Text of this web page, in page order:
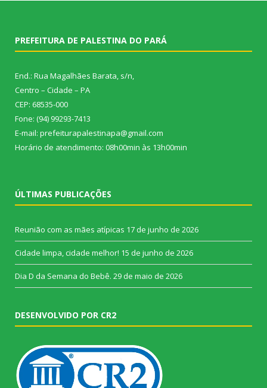
PREFEITURA DE PALESTINA DO PARÁ
End.: Rua Magalhães Barata, s/n,
Centro – Cidade – PA
CEP: 68535-000
Fone: (94) 99293-7413
E-mail: prefeiturapalestinapa@gmail.com
Horário de atendimento: 08h00min às 13h00min
ÚLTIMAS PUBLICAÇÕES
Reunião com as mães atípicas 17 de junho de 2026
Cidade limpa, cidade melhor! 15 de junho de 2026
Dia D da Semana do Bebê. 29 de maio de 2026
DESENVOLVIDO POR CR2